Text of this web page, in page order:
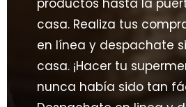
productos hasta la
casa. Realiza tus
en línea y despachate
casa. ¡Hacer tu
nunca había sido tan